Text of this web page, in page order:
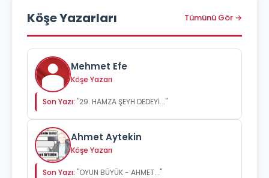
Köşe Yazarları Tümünü Gör →
Mehmet Efe
Köşe Yazarı
Son Yazı: "29. HAMZA ŞEYH DEDEYİ..."
Ahmet Aytekin
Köşe Yazarı
Son Yazı: "OYUN BÜYÜK - AHMET..."